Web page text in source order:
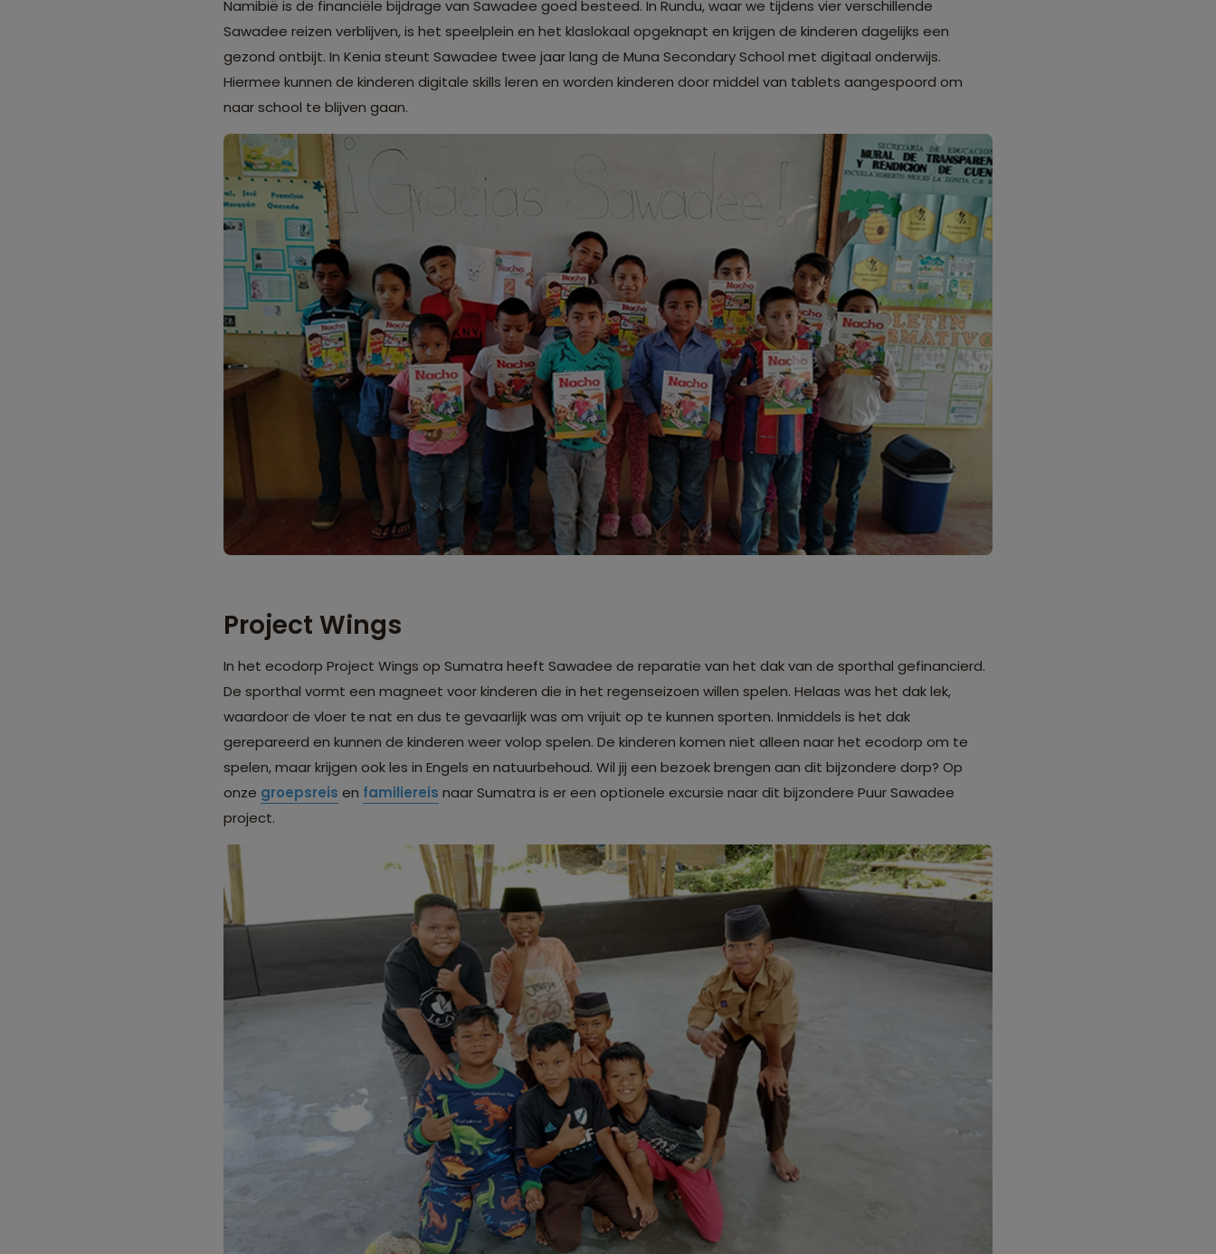
Namibië is de financiële bijdrage van Sawadee goed besteed. In Rundu, waar we tijdens vier verschillende
Sawadee reizen verblijven, is het speelplein en het klaslokaal opgeknapt en krijgen de kinderen dagelijks een
gezond ontbijt. In Kenia steunt Sawadee twee jaar lang de Muna Secondary School met digitaal onderwijs.
Hiermee kunnen de kinderen digitale skills leren en worden kinderen door middel van tablets aangespoord om
naar school te blijven gaan.
Project Wings
In het ecodorp Project Wings op Sumatra heeft Sawadee de reparatie van het dak van de sporthal gefinancierd.
De sporthal vormt een magneet voor kinderen die in het regenseizoen willen spelen. Helaas was het dak lek,
waardoor de vloer te nat en dus te gevaarlijk was om vrijuit op te kunnen sporten. Inmiddels is het dak
gerepareerd en kunnen de kinderen weer volop spelen. De kinderen komen niet alleen naar het ecodorp om te
spelen, maar krijgen ook les in Engels en natuurbehoud. Wil jij een bezoek brengen aan dit bijzondere dorp? Op
onze groepsreis en familiereis naar Sumatra is er een optionele excursie naar dit bijzondere Puur Sawadee
project.